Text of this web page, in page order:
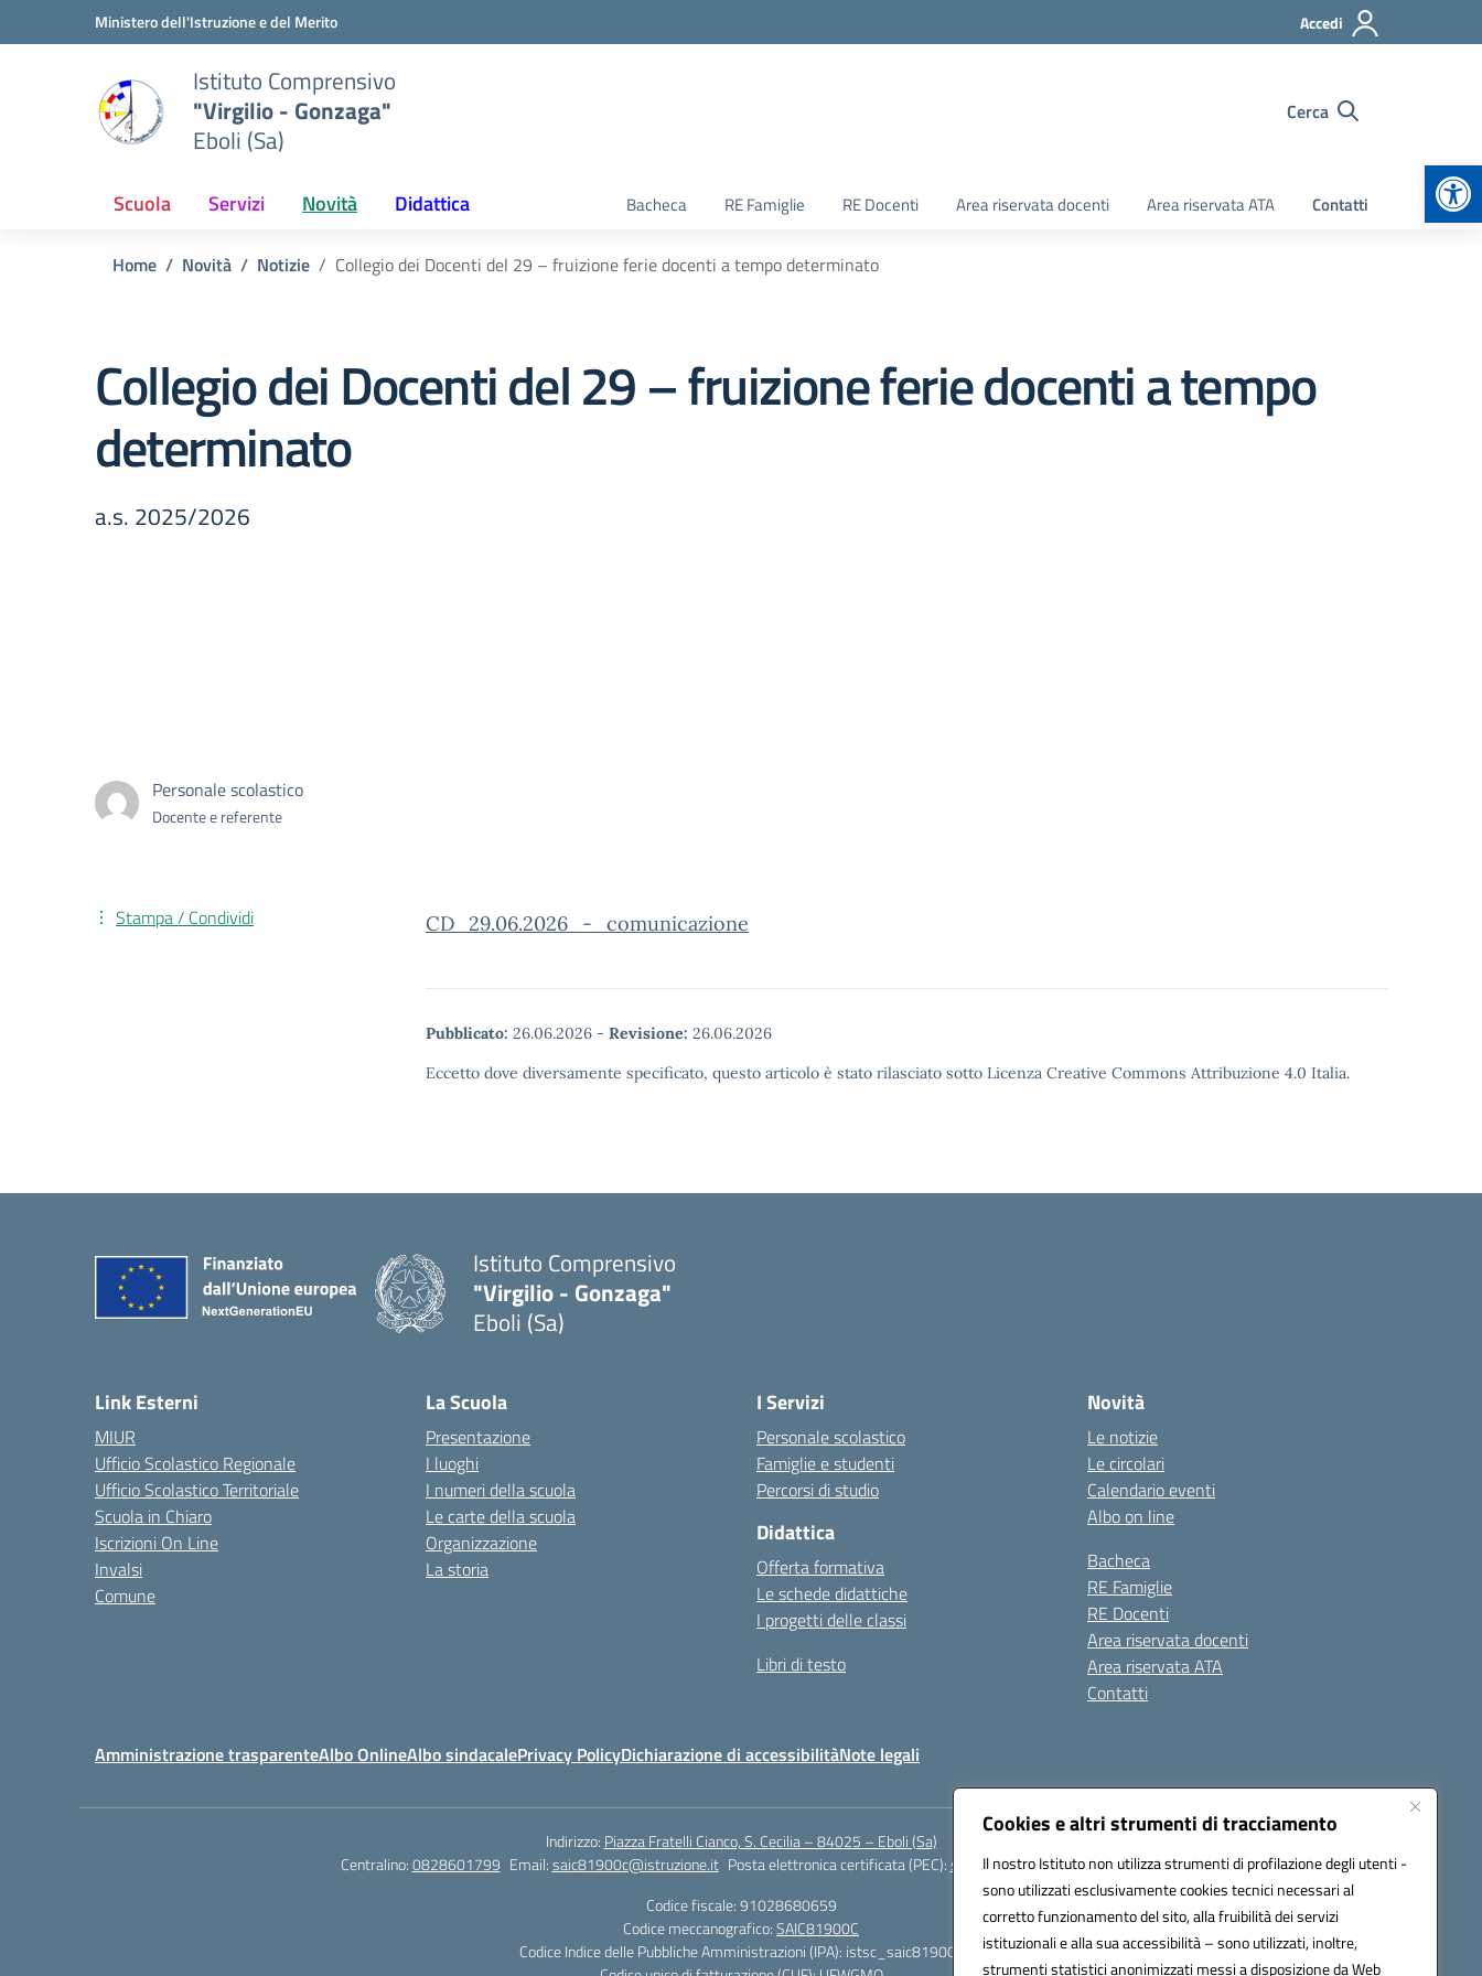
Cookies e altri strumenti di tracciamento
Il nostro Istituto non utilizza strumenti di profilazione degli utenti -
sono utilizzati esclusivamente cookies tecnici necessari al
corretto funzionamento del sito, alla fruibilità dei servizi
istituzionali e alla sua accessibilità – sono utilizzati, inoltre,
strumenti statistici anonimizzati messi a disposizione da Web
Vai ai contenuti
Vai al menu di navigazioneMinistero dell'Istruzione e del Merito Accedi
Istituto Comprensivo
"Virgilio - Gonzaga"
Eboli (Sa)
Cerca
Scuola Servizi Novità Didattica Bacheca RE Famiglie RE Docenti Area riservata docenti Area riservata ATA Contatti
Home Novità Notizie Collegio dei Docenti del 29 – fruizione ferie docenti a tempo determinato
Collegio dei Docenti del 29 – fruizione ferie docenti a tempo
determinato
a.s. 2025/2026
Personale scolastico
Docente e referente
CD_29.06.2026_-_comunicazione
Pubblicato: 26.06.2026 - Revisione: 26.06.2026
Eccetto dove diversamente specificato, questo articolo è stato rilasciato sotto Licenza Creative Commons Attribuzione 4.0 Italia.
Stampa / Condividi
Istituto Comprensivo
"Virgilio - Gonzaga"
Eboli (Sa)
Link Esterni
MIUR
Ufficio Scolastico Regionale
Ufficio Scolastico Territoriale
Scuola in Chiaro
Iscrizioni On Line
Invalsi
Comune
La Scuola
Presentazione
I luoghi
I numeri della scuola
Le carte della scuola
Organizzazione
La storia
I Servizi
Personale scolastico
Famiglie e studenti
Percorsi di studio
Didattica
Offerta formativa
Le schede didattiche
I progetti delle classi
Libri di testo
Novità
Le notizie
Le circolari
Calendario eventi
Albo on line
Bacheca
RE Famiglie
RE Docenti
Area riservata docenti
Area riservata ATA
Contatti
Amministrazione trasparenteAlbo OnlineAlbo sindacalePrivacy PolicyDichiarazione di accessibilitàNote legali
Indirizzo: Piazza Fratelli Cianco, S. Cecilia – 84025 – Eboli (Sa)
Centralino:0828601799 Email:saic81900c@istruzione.it Posta elettronica certificata (PEC):saic81900c@pec.istruzione.it
Codice fiscale: 91028680659
Codice meccanografico:SAIC81900C
Codice Indice delle Pubbliche Amministrazioni (IPA): istsc_saic81900c